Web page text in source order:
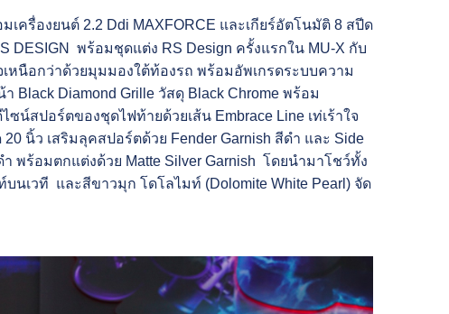
ครื่องยนต์ 2.2 Ddi MAXFORCE และเกียร์อัตโนมัติ 8 สปีด
DESIGN พร้อมชุดแต่ง RS Design ครั้งแรกใน MU-X กับ
เหนือกว่าด้วยมุมมองใต้ท้องรถ พร้อมอัพเกรดระบบความ
Black Diamond Grille วัสดุ Black Chrome พร้อม
สปอร์ตของชุดไฟท้ายด้วยเส้น Embrace Line เท่เร้าใจ
นิ้ว เสริมลุคสปอร์ตด้วย Fender Garnish สีดำ และ Side
พร้อมตกแต่งด้วย Matte Silver Garnish โดยนำมาโชว์ทั้ง
บนเวที และสีขาวมุก โดโลไมท์ (Dolomite White Pearl) จัด